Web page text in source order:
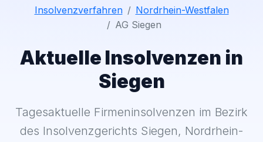
Insolvenzverfahren
Nordrhein-Westfalen
AG Siegen
Aktuelle Insolvenzen in
Siegen
Tagesaktuelle Firmeninsolvenzen im Bezirk
des Insolvenzgerichts Siegen, Nordrhein-